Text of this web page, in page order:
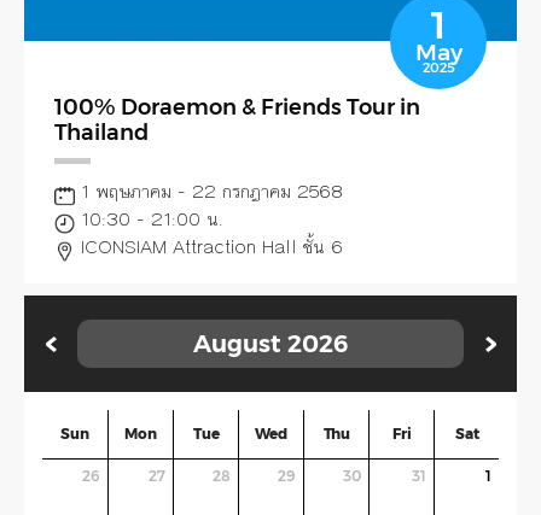
1
May
2025
100% Doraemon & Friends Tour in
Thailand
1 พฤษภาคม - 22 กรกฎาคม 2568
10:30 - 21:00 น.
ICONSIAM Attraction Hall ชั้น 6
August 2026
Sun Mon Tue Wed Thu Fri Sat
26 27 28 29 30 31 1